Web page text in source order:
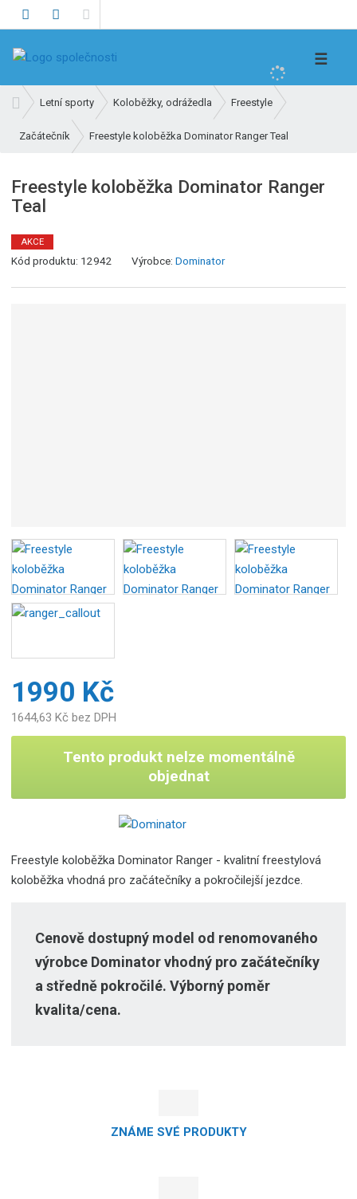
e
t
☰
v
o
í
s
r
a
Letní sporty Koloběžky, odrážedla Freestyle
Začátečník Freestyle koloběžka Dominator Ranger Teal
Freestyle koloběžka Dominator Ranger
Teal
AKCE
Kód produktu: 12942 Výrobce:Dominator
1990 Kč
1644,63 Kč bez DPH
Tento produkt nelze momentálně
objednat
Freestyle koloběžka Dominator Ranger - kvalitní freestylová
koloběžka vhodná pro začátečníky a pokročilejší jezdce.
Cenově dostupný model od renomovaného
výrobce Dominator vhodný pro začátečníky
a středně pokročilé. Výborný poměr
kvalita/cena.
ZNÁME SVÉ PRODUKTY